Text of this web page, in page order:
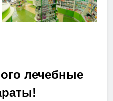
лечебные